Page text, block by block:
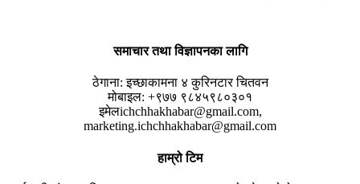
समाचार तथा विज्ञापनका लागि
ठेगाना: इच्छाकामना ४ कुरिनटार चितवन
मोबाइल: +९७७ ९८४५९८०३०१
इमेलichchhakhabar@gmail.com,
marketing.ichchhakhabar@gmail.com
हाम्रो टिम